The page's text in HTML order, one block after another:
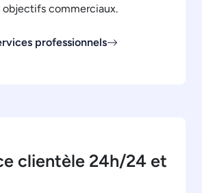
objectifs commerciaux.
professionnels
clientèle 24h/24 et